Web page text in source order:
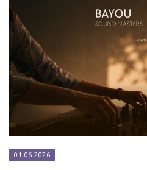
01.06.2026